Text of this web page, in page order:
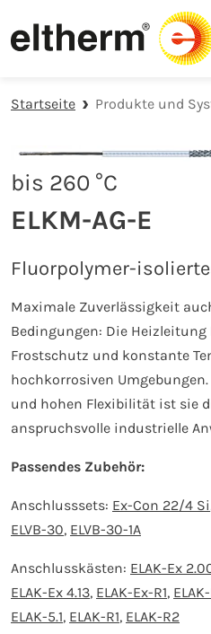
Zur Hauptnavigation springen
Zum Hauptinhalt springen
Zur Fußzeile der Seite springen
Startseite Produkte und
bis 260 °C
ELKM-AG-E
Fluorpolymer-
Maximale Zuverlässigkeit
Bedingungen: Die Heizleitung
Frostschutz und konstante
hochkorrosiven
und hohen Flexibilität ist sie
anspruchsvolle industrielle
Passendes Zubehör:
Anschlusssets: Ex-Con 22/4 Si
ELVB-30, ELVB-30-1A
Anschlusskästen: ELAK-Ex
ELAK-Ex 4.13, ELAK-Ex-R1,
ELAK-5.1, ELAK-R1, ELAK-R2